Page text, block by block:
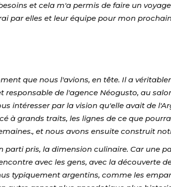
et cela m'a permis de faire un
par elles et leur équipe pour mon
que nous l'avions, en tête. Il a
de l'agence Néogusto, au
intéresser par la vision qu'elle avait de
à grands traits, les lignes de ce que
et nous avons ensuite construit
parti pris, la dimension culinaire. Car une
avec les gens, avec la découverte
typiquement argentins, comme les